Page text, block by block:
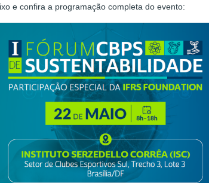
e confira a programação completa do evento: